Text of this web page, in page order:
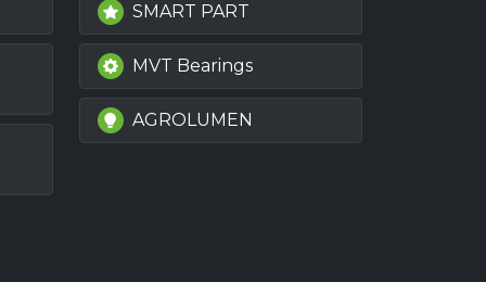
SMART PART
MVT Bearings
AGROLUMEN